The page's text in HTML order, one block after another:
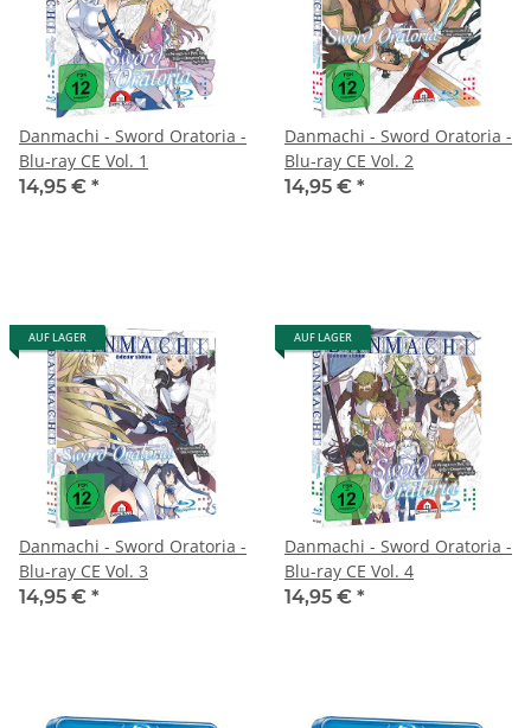
Danmachi - Sword Oratoria -
Blu-ray CE Vol. 1
14,95 € *
Danmachi - Sword Oratoria -
Blu-ray CE Vol. 2
14,95 € *
AUF LAGER
Danmachi - Sword Oratoria -
Blu-ray CE Vol. 3
14,95 € *
AUF LAGER
Danmachi - Sword Oratoria -
Blu-ray CE Vol. 4
14,95 € *